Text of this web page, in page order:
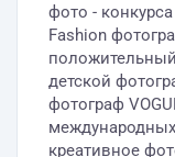
фото -
Fashion
детской
фотограф
креативное